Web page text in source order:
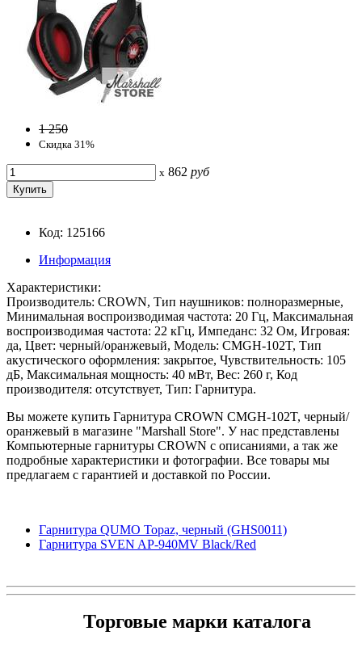
1 250
Скидка 31%
x 862 руб
Код: 125166
Информация
Характеристики:
Производитель: CROWN, Тип наушников: полноразмерные,
Минимальная воспроизводимая частота: 20 Гц, Максимальная
воспроизводимая частота: 22 кГц, Импеданс: 32 Ом, Игровая:
да, Цвет: черный/оранжевый, Модель: CMGH-102T, Тип
акустического оформления: закрытое, Чувствительность: 105
дБ, Максимальная мощность: 40 мВт, Вес: 260 г, Код
производителя: отсутствует, Тип: Гарнитура.
Вы можете купить Гарнитура CROWN CMGH-102T, черный/
оранжевый в магазине "Marshall Store". У нас представлены
Компьютерные гарнитуры CROWN с описаниями, а так же
подробные характеристики и фотографии. Все товары мы
предлагаем с гарантией и доставкой по России.
Гарнитура QUMO Topaz, черный (GHS0011)
Гарнитура SVEN AP-940MV Black/Red
Торговые марки каталога